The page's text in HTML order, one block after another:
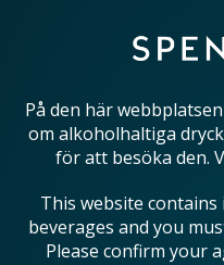
På den här
om alkoholhaltiga
för att besöka den.
This website
beverages and you
Please confirm your